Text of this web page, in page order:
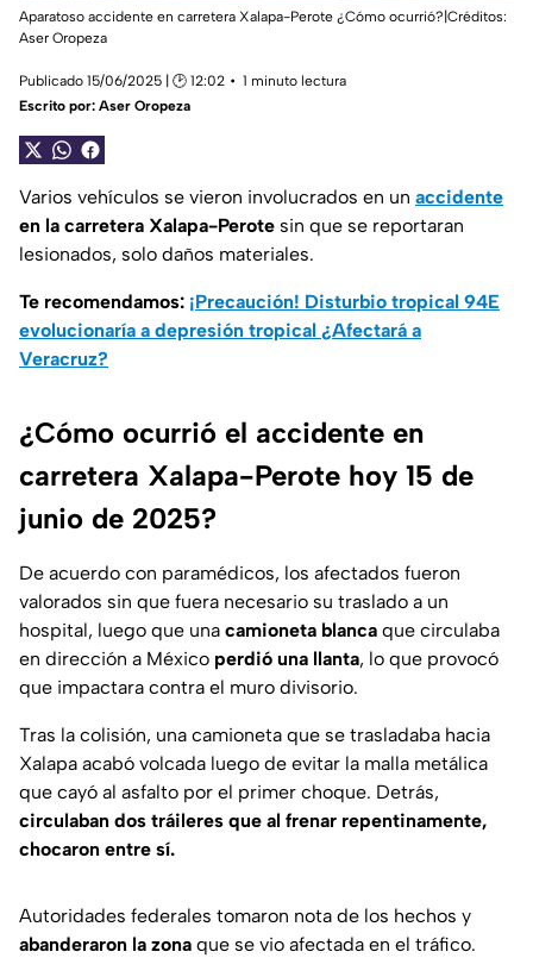
Aparatoso accidente en carretera Xalapa-Perote ¿Cómo ocurrió?|Créditos:
Aser Oropeza
Publicado 15/06/2025 | 🕑 12:02
1 minuto lectura
Escrito por: Aser Oropeza
Varios vehículos se vieron involucrados en un accidente
en la carretera Xalapa-Perote sin que se reportaran
lesionados, solo daños materiales.
Te recomendamos: ¡Precaución! Disturbio tropical 94E
evolucionaría a depresión tropical ¿Afectará a
Veracruz?
¿Cómo ocurrió el accidente en
carretera Xalapa-Perote hoy 15 de
junio de 2025?
De acuerdo con paramédicos, los afectados fueron
valorados sin que fuera necesario su traslado a un
hospital, luego que una camioneta blanca que circulaba
en dirección a México perdió una llanta, lo que provocó
que impactara contra el muro divisorio.
Tras la colisión, una camioneta que se trasladaba hacia
Xalapa acabó volcada luego de evitar la malla metálica
que cayó al asfalto por el primer choque. Detrás,
circulaban dos tráileres que al frenar repentinamente,
chocaron entre sí.
Autoridades federales tomaron nota de los hechos y
abanderaron la zona que se vio afectada en el tráfico.